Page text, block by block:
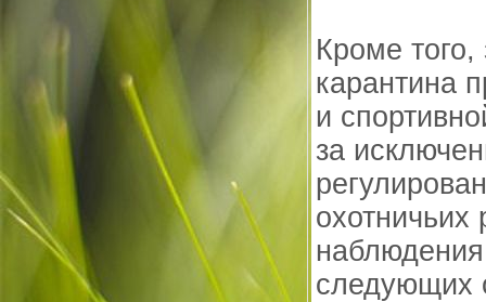
Кроме
карантина
и
за
охотничьих
следующих